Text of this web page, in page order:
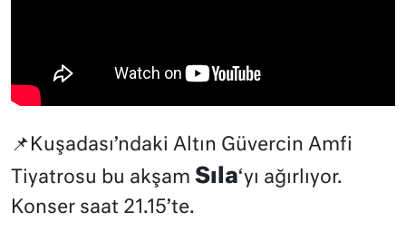
📌Kuşadası’ndaki Altın Güvercin Amfi
Tiyatrosu bu akşam Sıla‘yı ağırlıyor.
Konser saat 21.15’te.